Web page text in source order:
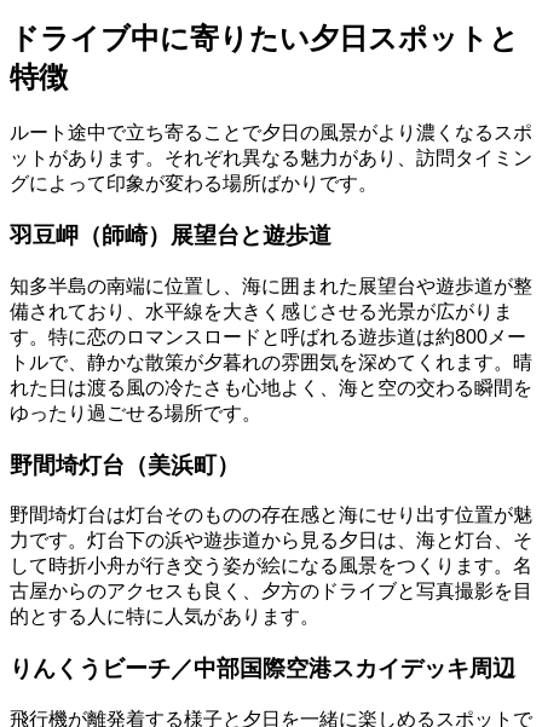
ドライブ中に寄りたい夕日スポットと
特徴
ルート途中で立ち寄ることで夕日の風景がより濃くなるスポ
ットがあります。それぞれ異なる魅力があり、訪問タイミン
グによって印象が変わる場所ばかりです。
羽豆岬（師崎）展望台と遊歩道
知多半島の南端に位置し、海に囲まれた展望台や遊歩道が整
備されており、水平線を大きく感じさせる光景が広がりま
す。特に恋のロマンスロードと呼ばれる遊歩道は約800メー
トルで、静かな散策が夕暮れの雰囲気を深めてくれます。晴
れた日は渡る風の冷たさも心地よく、海と空の交わる瞬間を
ゆったり過ごせる場所です。
野間埼灯台（美浜町）
野間埼灯台は灯台そのものの存在感と海にせり出す位置が魅
力です。灯台下の浜や遊歩道から見る夕日は、海と灯台、そ
して時折小舟が行き交う姿が絵になる風景をつくります。名
古屋からのアクセスも良く、夕方のドライブと写真撮影を目
的とする人に特に人気があります。
りんくうビーチ／中部国際空港スカイデッキ周辺
飛行機が離発着する様子と夕日を一緒に楽しめるスポットで